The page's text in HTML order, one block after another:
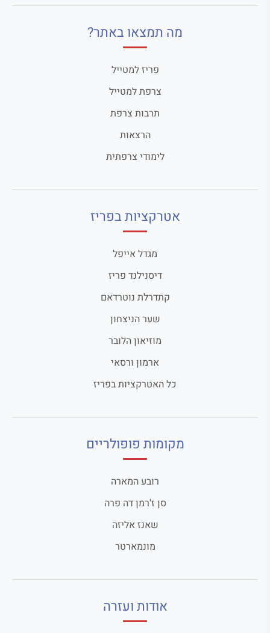
מה תמצאו באתר?
פריז למטייל
צרפת למטייל
תרבות צרפת
הרצאות
לימודי צרפתית
אטרקציות בפריז
מגדל אייפל
דיסנילנד פריז
קתדרלת נוטרדאם
שער הניצחון
מוזיאון הלובר
ארמון ורסאי
כל האטרקציות בפריז
מקומות פופולריים
רובע המארה
סן ז'רמן דה פרה
שאנז אליזה
מונמארטר
אודות ועזרה